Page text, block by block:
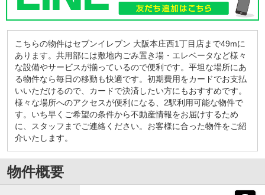
こちらの物件はセブンイレブン 大阪本庄西1丁目店まで49mに
あります。共用部には敷地内ごみ置き場・エレベータなど様々
な設備やサービスが揃っているので便利です。平坦な場所にあ
る物件なら毎日の移動も快適です。初期費用をカードでお支払
いいただけるので、カードで決済したい方にもおすすめです。
様々な場所へのアクセスが便利になる、2駅利用可能な物件で
す。いち早くご希望の条件から不動産情報をお届けするため
に、スタッフまでご連絡ください。お客様に合った物件をご紹
介いたします。
物件概要